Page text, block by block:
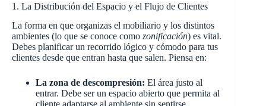
1. La Distribución del Espacio y el Flujo de Clientes
La forma en que organizas el mobiliario y los distintos
ambientes (lo que se conoce como zonificación) es vital.
Debes planificar un recorrido lógico y cómodo para tus
clientes desde que entran hasta que salen. Piensa en:
La zona de descompresión: El área justo al
entrar. Debe ser un espacio abierto que permita al